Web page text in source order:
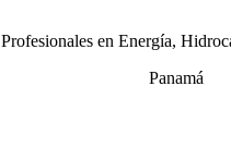
en Energía,
Panamá